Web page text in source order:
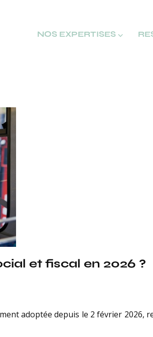
NOS EXPERTISES ⌵
et fiscal en 2026 ?
adoptée depuis le 2 février 2026,